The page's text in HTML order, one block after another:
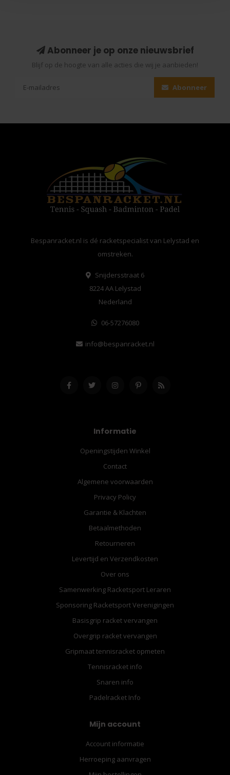
Abonneer je op onze nieuwsbrief
Blijf op de hoogte van alle acties die wij je aanbieden!
Abonneer
Bespanracket.nl is dé racketspecialist van Lelystad en
omstreken.
Snijdersstraat 6
8224 AA Lelystad
Nederland
06-57276080
info@bespanracket.nl
Informatie
Openingstijden Winkel
Contact
Algemene voorwaarden
Privacy Policy
Garantie & Klachten
Betaalmethoden
Retourneren
Levertijd en Verzendkosten
Over ons
Samenwerking Racketsport Leraren
Sponsoring Racketsport Verenigingen
Basisgrip racket vervangen
Overgrip racket vervangen
Gripmaat tennisracket opmeten
Tennisracket info
Snaren info
Padelracket Info
Mijn account
Account informatie
Herroeping aanvragen